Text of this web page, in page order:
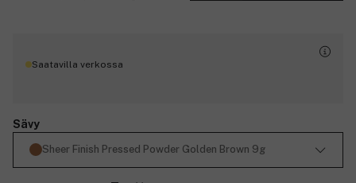
Saatavilla verkossa
Sävy
Sheer Finish Pressed Powder Golden Brown 9g